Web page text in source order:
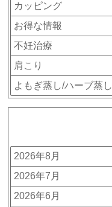
カッピング
お得な情報
不妊治療
肩こり
よもぎ蒸し/ハーブ蒸し
2026年8月
2026年7月
2026年6月